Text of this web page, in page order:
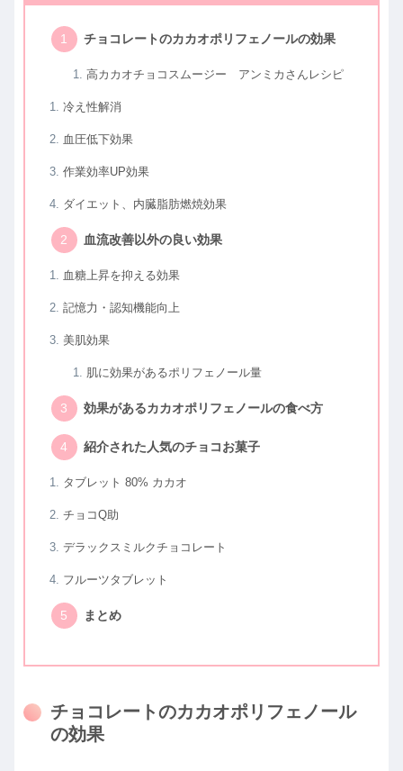
チョコレートのカカオポリフェノールの効果
高カカオチョコスムージー アンミカさんレシピ
冷え性解消
血圧低下効果
作業効率UP効果
ダイエット、内臓脂肪燃焼効果
血流改善以外の良い効果
血糖上昇を抑える効果
記憶力・認知機能向上
美肌効果
肌に効果があるポリフェノール量
効果があるカカオポリフェノールの食べ方
紹介された人気のチョコお菓子
タブレット 80% カカオ
チョコQ助
デラックスミルクチョコレート
フルーツタブレット
まとめ
チョコレートのカカオポリフェノール
の効果